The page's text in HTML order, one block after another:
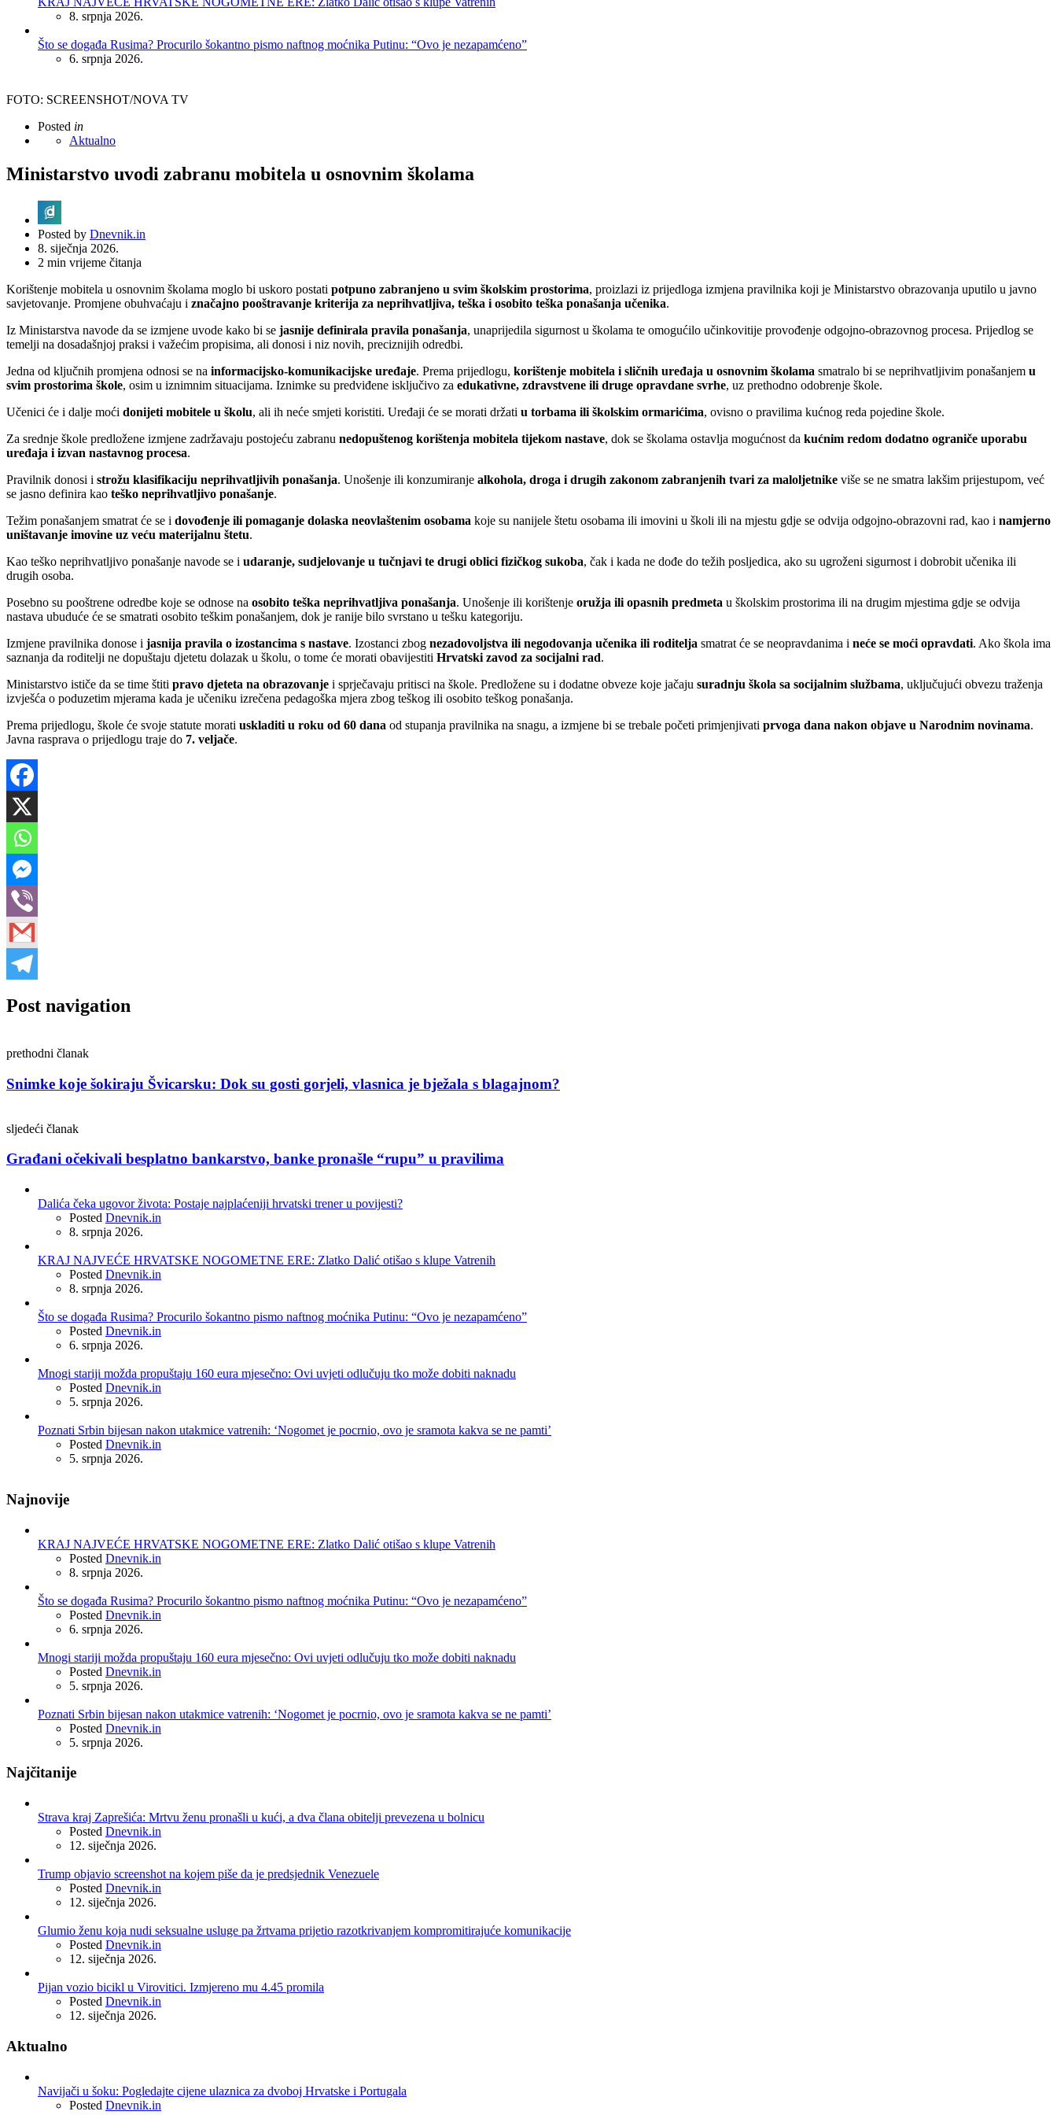
8. srpnja 2026.
Što se događa Rusima? Procurilo šokantno pismo naftnog moćnika Putinu: “Ovo je nezapamćeno”
6. srpnja 2026.
FOTO: SCREENSHOT/NOVA TV
Posted in
Aktualno
Ministarstvo uvodi zabranu mobitela u osnovnim školama
Posted by Dnevnik.in
8. siječnja 2026.
2 min vrijeme čitanja
Korištenje mobitela u osnovnim školama moglo bi uskoro postati potpuno zabranjeno u svim školskim prostorima, proizlazi iz prijedloga izmjena pravilnika koji je Ministarstvo obrazovanja uputilo u javno
savjetovanje. Promjene obuhvaćaju i značajno pooštravanje kriterija za neprihvatljiva, teška i osobito teška ponašanja učenika.
Iz Ministarstva navode da se izmjene uvode kako bi se jasnije definirala pravila ponašanja, unaprijedila sigurnost u školama te omogućilo učinkovitije provođenje odgojno-obrazovnog procesa. Prijedlog se
temelji na dosadašnjoj praksi i važećim propisima, ali donosi i niz novih, preciznijih odredbi.
Jedna od ključnih promjena odnosi se na informacijsko-komunikacijske uređaje. Prema prijedlogu, korištenje mobitela i sličnih uređaja u osnovnim školama smatralo bi se neprihvatljivim ponašanjem u
svim prostorima škole, osim u iznimnim situacijama. Iznimke su predviđene isključivo za edukativne, zdravstvene ili druge opravdane svrhe, uz prethodno odobrenje škole.
Učenici će i dalje moći donijeti mobitele u školu, ali ih neće smjeti koristiti. Uređaji će se morati držati u torbama ili školskim ormarićima, ovisno o pravilima kućnog reda pojedine škole.
Za srednje škole predložene izmjene zadržavaju postojeću zabranu nedopuštenog korištenja mobitela tijekom nastave, dok se školama ostavlja mogućnost da kućnim redom dodatno ograniče uporabu
uređaja i izvan nastavnog procesa.
Pravilnik donosi i strožu klasifikaciju neprihvatljivih ponašanja. Unošenje ili konzumiranje alkohola, droga i drugih zakonom zabranjenih tvari za maloljetnike više se ne smatra lakšim prijestupom, već
se jasno definira kao teško neprihvatljivo ponašanje.
Težim ponašanjem smatrat će se i dovođenje ili pomaganje dolaska neovlaštenim osobama koje su nanijele štetu osobama ili imovini u školi ili na mjestu gdje se odvija odgojno-obrazovni rad, kao i namjerno
uništavanje imovine uz veću materijalnu štetu.
Kao teško neprihvatljivo ponašanje navode se i udaranje, sudjelovanje u tučnjavi te drugi oblici fizičkog sukoba, čak i kada ne dođe do težih posljedica, ako su ugroženi sigurnost i dobrobit učenika ili
drugih osoba.
Posebno su pooštrene odredbe koje se odnose na osobito teška neprihvatljiva ponašanja. Unošenje ili korištenje oružja ili opasnih predmeta u školskim prostorima ili na drugim mjestima gdje se odvija
nastava ubuduće će se smatrati osobito teškim ponašanjem, dok je ranije bilo svrstano u tešku kategoriju.
Izmjene pravilnika donose i jasnija pravila o izostancima s nastave. Izostanci zbog nezadovoljstva ili negodovanja učenika ili roditelja smatrat će se neopravdanima i neće se moći opravdati. Ako škola ima
saznanja da roditelji ne dopuštaju djetetu dolazak u školu, o tome će morati obavijestiti Hrvatski zavod za socijalni rad.
Ministarstvo ističe da se time štiti pravo djeteta na obrazovanje i sprječavaju pritisci na škole. Predložene su i dodatne obveze koje jačaju suradnju škola sa socijalnim službama, uključujući obvezu traženja
izvješća o poduzetim mjerama kada je učeniku izrečena pedagoška mjera zbog teškog ili osobito teškog ponašanja.
Prema prijedlogu, škole će svoje statute morati uskladiti u roku od 60 dana od stupanja pravilnika na snagu, a izmjene bi se trebale početi primjenjivati prvoga dana nakon objave u Narodnim novinama.
Javna rasprava o prijedlogu traje do 7. veljače.
Post navigation
prethodni članak
Snimke koje šokiraju Švicarsku: Dok su gosti gorjeli, vlasnica je bježala s blagajnom?
sljedeći članak
Građani očekivali besplatno bankarstvo, banke pronašle “rupu” u pravilima
Dalića čeka ugovor života: Postaje najplaćeniji hrvatski trener u povijesti?
Posted Dnevnik.in
8. srpnja 2026.
KRAJ NAJVEĆE HRVATSKE NOGOMETNE ERE: Zlatko Dalić otišao s klupe Vatrenih
Posted Dnevnik.in
8. srpnja 2026.
Što se događa Rusima? Procurilo šokantno pismo naftnog moćnika Putinu: “Ovo je nezapamćeno”
Posted Dnevnik.in
6. srpnja 2026.
Mnogi stariji možda propuštaju 160 eura mjesečno: Ovi uvjeti odlučuju tko može dobiti naknadu
Posted Dnevnik.in
5. srpnja 2026.
Poznati Srbin bijesan nakon utakmice vatrenih: ‘Nogomet je pocrnio, ovo je sramota kakva se ne pamti’
Posted Dnevnik.in
5. srpnja 2026.
Najnovije
KRAJ NAJVEĆE HRVATSKE NOGOMETNE ERE: Zlatko Dalić otišao s klupe Vatrenih
Posted Dnevnik.in
8. srpnja 2026.
Što se događa Rusima? Procurilo šokantno pismo naftnog moćnika Putinu: “Ovo je nezapamćeno”
Posted Dnevnik.in
6. srpnja 2026.
Mnogi stariji možda propuštaju 160 eura mjesečno: Ovi uvjeti odlučuju tko može dobiti naknadu
Posted Dnevnik.in
5. srpnja 2026.
Poznati Srbin bijesan nakon utakmice vatrenih: ‘Nogomet je pocrnio, ovo je sramota kakva se ne pamti’
Posted Dnevnik.in
5. srpnja 2026.
Najčitanije
Strava kraj Zaprešića: Mrtvu ženu pronašli u kući, a dva člana obitelji prevezena u bolnicu
Posted Dnevnik.in
12. siječnja 2026.
Trump objavio screenshot na kojem piše da je predsjednik Venezuele
Posted Dnevnik.in
12. siječnja 2026.
Glumio ženu koja nudi seksualne usluge pa žrtvama prijetio razotkrivanjem kompromitirajuće komunikacije
Posted Dnevnik.in
12. siječnja 2026.
Pijan vozio bicikl u Virovitici. Izmjereno mu 4.45 promila
Posted Dnevnik.in
12. siječnja 2026.
Aktualno
Navijači u šoku: Pogledajte cijene ulaznica za dvoboj Hrvatske i Portugala
Posted Dnevnik.in